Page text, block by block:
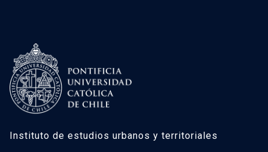
Instituto de estudios urbanos y territoriales